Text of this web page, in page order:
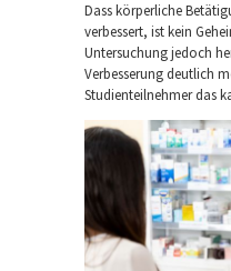
Dass körperliche
verbessert, ist kein
Untersuchung jedoch
Verbesserung deutlich
Studienteilnehmer das